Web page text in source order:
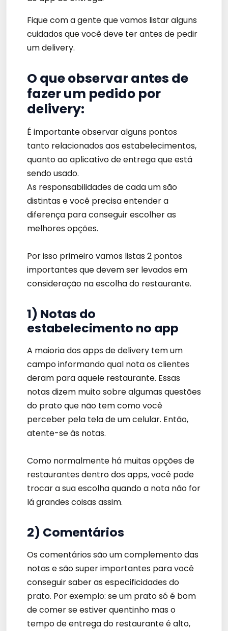
Fique com a gente que vamos listar alguns
cuidados que você deve ter antes de pedir
um delivery.
O que observar antes de
fazer um pedido por
delivery:
É importante observar alguns pontos
tanto relacionados aos estabelecimentos,
quanto ao aplicativo de entrega que está
sendo usado.
As responsabilidades de cada um são
distintas e você precisa entender a
diferença para conseguir escolher as
melhores opções.
Por isso primeiro vamos listas 2 pontos
importantes que devem ser levados em
consideração na escolha do restaurante.
1) Notas do
estabelecimento no app
A maioria dos apps de delivery tem um
campo informando qual nota os clientes
deram para aquele restaurante. Essas
notas dizem muito sobre algumas questões
do prato que não tem como você
perceber pela tela de um celular. Então,
atente-se às notas.
Como normalmente há muitas opções de
restaurantes dentro dos apps, você pode
trocar a sua escolha quando a nota não for
lá grandes coisas assim.
2) Comentários
Os comentários são um complemento das
notas e são super importantes para você
conseguir saber as especificidades do
prato. Por exemplo: se um prato só é bom
de comer se estiver quentinho mas o
tempo de entrega do restaurante é alto,